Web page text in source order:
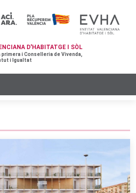
D'HABITATGE I SÒL
i Conselleria de Vivenda,
i Igualtat